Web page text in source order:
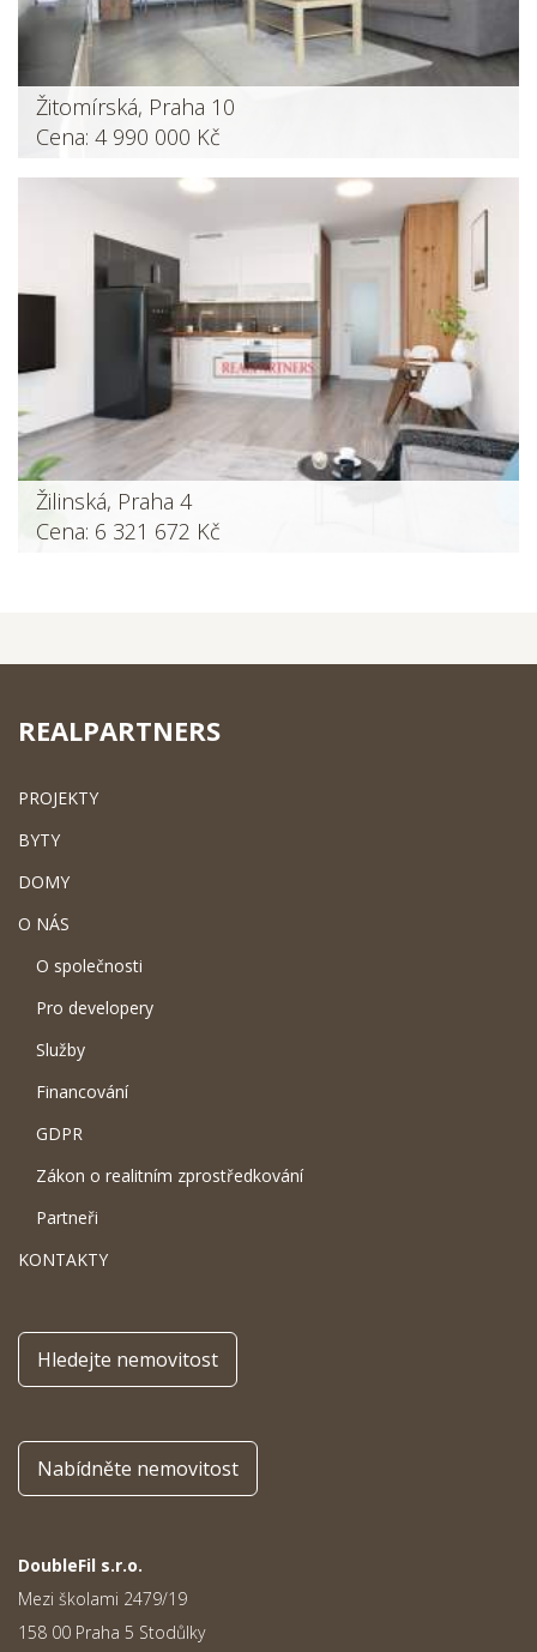
Žitomírská, Praha 10
Cena: 4 990 000 Kč
Žilinská, Praha 4
Cena: 6 321 672 Kč
REALPARTNERS
PROJEKTY
BYTY
DOMY
O NÁS
O společnosti
Pro developery
Služby
Financování
GDPR
Zákon o realitním zprostředkování
Partneři
KONTAKTY
Hledejte nemovitost
Nabídněte nemovitost
DoubleFil s.r.o.
Mezi školami 2479/19
158 00 Praha 5 Stodůlky